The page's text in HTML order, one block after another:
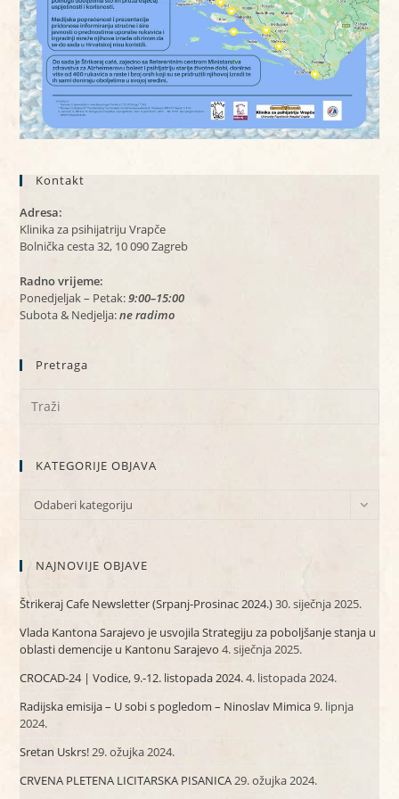
Kontakt
Adresa:
Klinika za psihijatriju Vrapče
Bolnička cesta 32, 10 090 Zagreb
Radno vrijeme:
Ponedjeljak – Petak:9:00–15:00
Subota & Nedjelja:ne radimo
Pretraga
KATEGORIJE OBJAVA
KATEGORIJE
Odaberi kategoriju
NAJNOVIJE OBJAVE
Štrikeraj Cafe Newsletter (Srpanj-Prosinac 2024.)30. siječnja 2025.
Vlada Kantona Sarajevo je usvojila Strategiju za poboljšanje stanja u
oblasti demencije u Kantonu Sarajevo 4. siječnja 2025.
CROCAD-24 | Vodice, 9.-12. listopada 2024.4. listopada 2024.
Radijska emisija – U sobi s pogledom – Ninoslav Mimica9. lipnja
2024.
Sretan Uskrs!29. ožujka 2024.
CRVENA PLETENA LICITARSKA PISANICA29. ožujka 2024.